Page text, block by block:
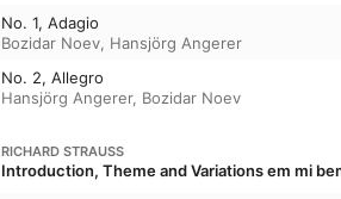
No. 1, Adagio
Bozidar Noev, Hansjörg Angerer
No. 2, Allegro
Hansjörg Angerer, Bozidar Noev
RICHARD STRAUSS
Introduction, Theme and Variations em mi